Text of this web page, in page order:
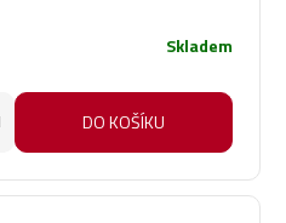
Skladem
DO KOŠÍKU